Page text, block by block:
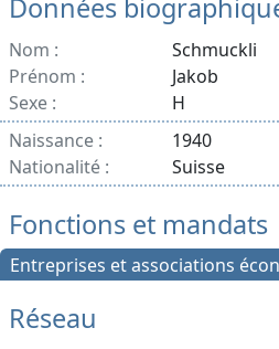
Données
Nom :
Schmuckli
Prénom :
Jakob
Sexe :
H
Naissance :
1940
Nationalité :
Suisse
Fonctions et mandats
Entreprises et associations
Réseau